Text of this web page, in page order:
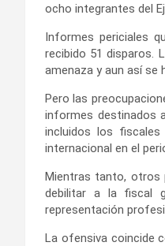
ocho integrantes del
Informes periciales
recibido 51 disparos.
amenaza y aun así se
Pero las
informes destinados
incluidos los
internacional en el
Mientras tanto, otros
debilitar a la fiscal
representación
La ofensiva coincide